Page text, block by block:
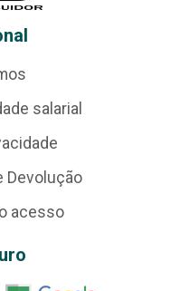
salarial
Devolução
acesso